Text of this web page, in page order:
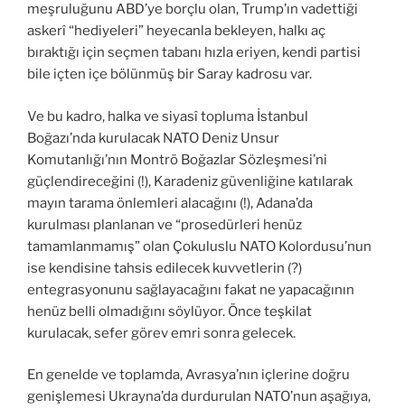
meşruluğunu ABD’ye borçlu olan, Trump’ın vadettiği
askerî “hediyeleri” heyecanla bekleyen, halkı aç
bıraktığı için seçmen tabanı hızla eriyen, kendi partisi
bile içten içe bölünmüş bir Saray kadrosu var.
Ve bu kadro, halka ve siyasî topluma İstanbul
Boğazı’nda kurulacak NATO Deniz Unsur
Komutanlığı’nın Montrö Boğazlar Sözleşmesi’ni
güçlendireceğini (!), Karadeniz güvenliğine katılarak
mayın tarama önlemleri alacağını (!), Adana’da
kurulması planlanan ve “prosedürleri henüz
tamamlanmamış” olan Çokuluslu NATO Kolordusu’nun
ise kendisine tahsis edilecek kuvvetlerin (?)
entegrasyonunu sağlayacağını fakat ne yapacağının
henüz belli olmadığını söylüyor. Önce teşkilat
kurulacak, sefer görev emri sonra gelecek.
En genelde ve toplamda, Avrasya’nın içlerine doğru
genişlemesi Ukrayna’da durdurulan NATO’nun aşağıya,